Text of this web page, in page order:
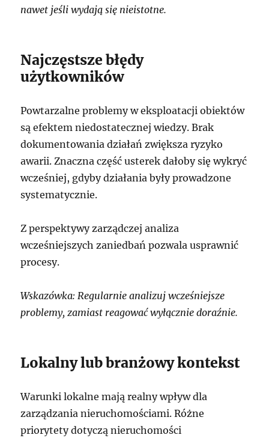
nawet jeśli wydają się nieistotne.
Najczęstsze błędy
użytkowników
Powtarzalne problemy w eksploatacji obiektów
są efektem niedostatecznej wiedzy. Brak
dokumentowania działań zwiększa ryzyko
awarii. Znaczna część usterek dałoby się wykryć
wcześniej, gdyby działania były prowadzone
systematycznie.
Z perspektywy zarządczej analiza
wcześniejszych zaniedbań pozwala usprawnić
procesy.
Wskazówka: Regularnie analizuj wcześniejsze
problemy, zamiast reagować wyłącznie doraźnie.
Lokalny lub branżowy kontekst
Warunki lokalne mają realny wpływ dla
zarządzania nieruchomościami. Różne
priorytety dotyczą nieruchomości